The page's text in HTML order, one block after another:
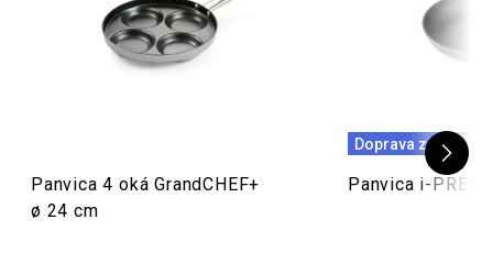
Panvica 4 oká GrandCHEF+
ø 24 cm
Doprava zdarma
Panvica i-